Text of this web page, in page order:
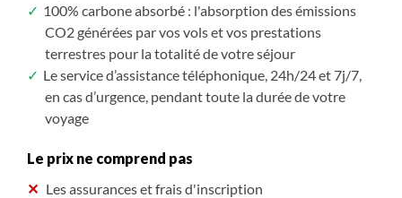
100% carbone absorbé : l'absorption des émissions
CO2 générées par vos vols et vos prestations
terrestres pour la totalité de votre séjour
Le service d’assistance téléphonique, 24h/24 et 7j/7,
en cas d’urgence, pendant toute la durée de votre
voyage
Le prix ne comprend pas
Les assurances et frais d'inscription